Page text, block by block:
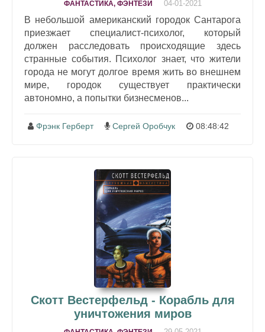
ФАНТАСТИКА, ФЭНТЕЗИ 04-01-2021
В небольшой американский городок Сантарога
приезжает специалист-психолог, который
должен расследовать происходящие здесь
странные события. Психолог знает, что жители
города не могут долгое время жить во внешнем
мире, городок существует практически
автономно, а попытки бизнесменов...
Фрэнк Герберт Сергей Оробчук 08:48:42
Скотт Вестерфельд - Корабль для
уничтожения миров